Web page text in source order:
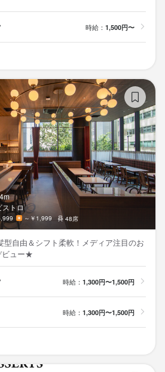
時給： 1,500円〜
ストロ
～￥1,999 48席
型自由＆シフト柔軟！メディア注目のお
ビュー★
時給： 1,300円〜1,500円
時給： 1,300円〜1,500円